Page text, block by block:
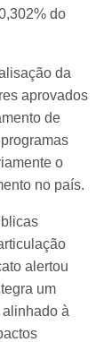
do
da
aprovados
de
o
no país.
alertou
um
à